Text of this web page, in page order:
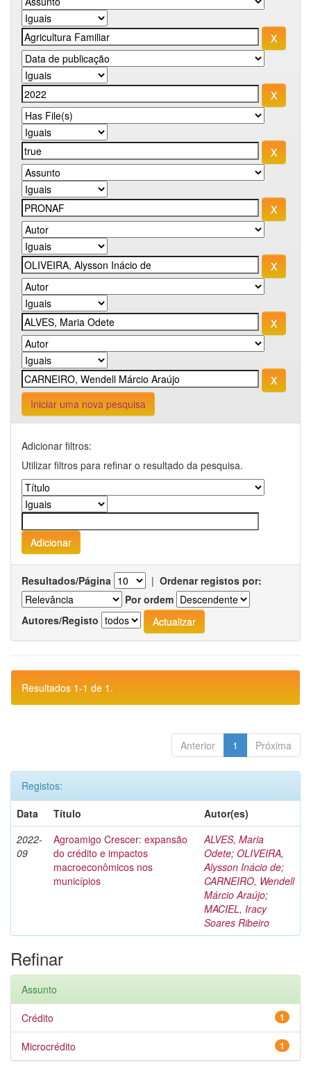
Iniciar uma nova pesquisa
Adicionar filtros:
Utilizar filtros para refinar o resultado da pesquisa.
Resultados/Página | Ordenar registos por:
Por ordem
Autores/Registo
Resultados 1-1 de 1.
Anterior 1 Próxima
Registos:
Data
Título
Autor(es)
2022-
09
Agroamigo Crescer: expansão
do crédito e impactos
macroeconômicos nos
municípios
ALVES, Maria
Odete; OLIVEIRA,
Alysson Inácio de;
CARNEIRO, Wendell
Márcio Araújo;
MACIEL, Iracy
Soares Ribeiro
Refinar
Assunto
1
Crédito
1
Microcrédito